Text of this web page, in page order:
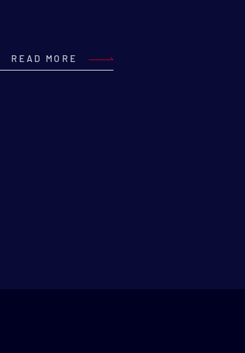
READ MORE